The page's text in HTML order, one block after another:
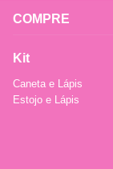
COMPRE
Kit
Caneta e Lápis
Estojo e Lápis